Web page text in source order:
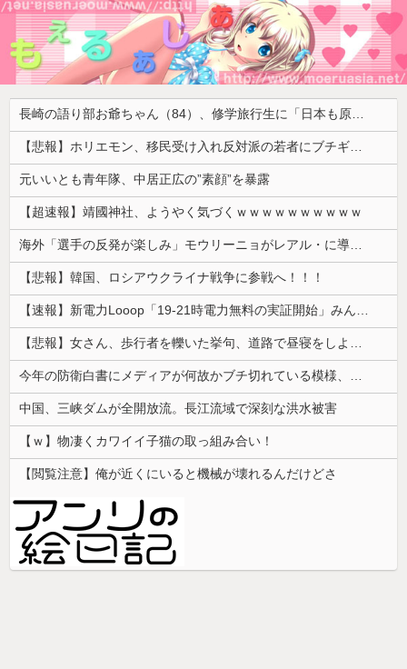
長崎の語り部お爺ちゃん（84）、修学旅行生に「日本も原爆を持たないと負ける」と言われびっくり！ 被団協代表（85）も中学生に「核を持たないで日本を守れますか」と問われ危機感
【悲報】ホリエモン、移民受け入れ反対派の若者にブチギレ「差別するなんて最低だ！」 → スタジオ誰も反論できず沈黙 ………
元いいとも青年隊、中居正広の”素顔”を暴露
【超速報】靖國神社、ようやく気づくｗｗｗｗｗｗｗｗｗｗ
海外「選手の反発が楽しみ」モウリーニョがレアル・に導入した新ルール（海外の反応）
【悲報】韓国、ロシアウクライナ戦争に参戦へ！！！
【速報】新電力Looop「19-21時電力無料の実証開始」みんなこれにするじゃん、電力会社の勢力図が変わるか
【悲報】女さん、歩行者を轢いた挙句、道路で昼寝をしようとしてしまう
今年の防衛白書にメディアが何故かブチ切れている模様、躍起になって批判するも逆に有権者からは……
中国、三峡ダムが全開放流。長江流域で深刻な洪水被害
【ｗ】物凄くカワイイ子猫の取っ組み合い！
【閲覧注意】俺が近くにいると機械が壊れるんだけどさ